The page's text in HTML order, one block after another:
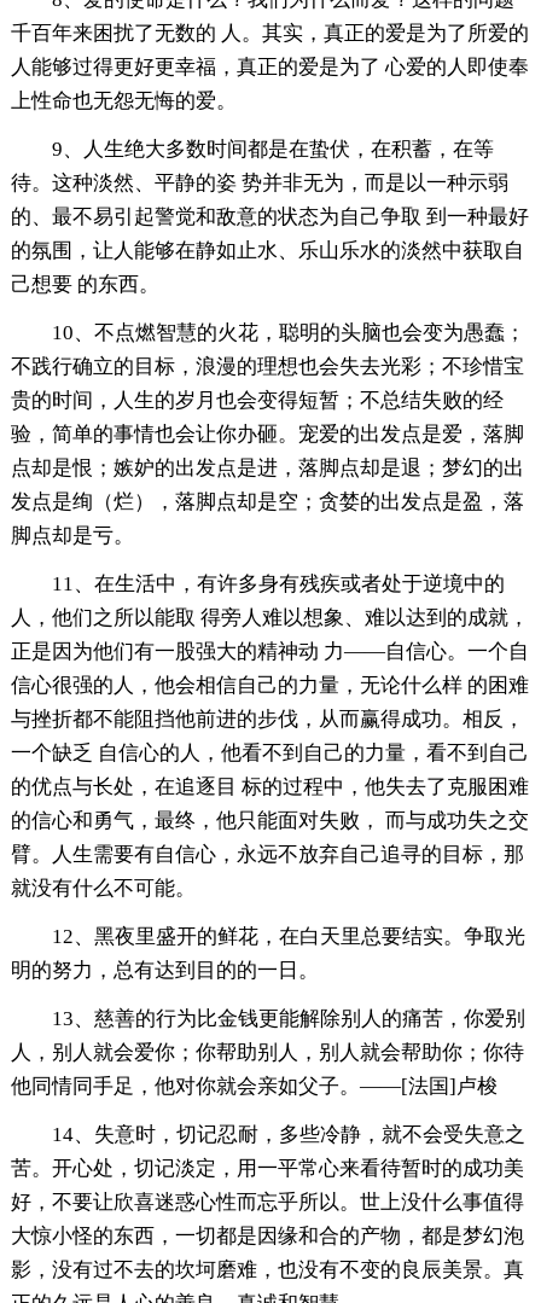
千百年来困扰了无数的 人。其实，真正的爱是为了所爱的
人能够过得更好更幸福，真正的爱是为了 心爱的人即使奉
上性命也无怨无悔的爱。
9、人生绝大多数时间都是在蛰伏，在积蓄，在等
待。这种淡然、平静的姿 势并非无为，而是以一种示弱
的、最不易引起警觉和敌意的状态为自己争取 到一种最好
的氛围，让人能够在静如止水、乐山乐水的淡然中获取自
己想要 的东西。
10、不点燃智慧的火花，聪明的头脑也会变为愚蠢；
不践行确立的目标，浪漫的理想也会失去光彩；不珍惜宝
贵的时间，人生的岁月也会变得短暂；不总结失败的经
验，简单的事情也会让你办砸。宠爱的出发点是爱，落脚
点却是恨；嫉妒的出发点是进，落脚点却是退；梦幻的出
发点是绚（烂），落脚点却是空；贪婪的出发点是盈，落
脚点却是亏。
11、在生活中，有许多身有残疾或者处于逆境中的
人，他们之所以能取 得旁人难以想象、难以达到的成就，
正是因为他们有一股强大的精神动 力——自信心。一个自
信心很强的人，他会相信自己的力量，无论什么样 的困难
与挫折都不能阻挡他前进的步伐，从而赢得成功。相反，
一个缺乏 自信心的人，他看不到自己的力量，看不到自己
的优点与长处，在追逐目 标的过程中，他失去了克服困难
的信心和勇气，最终，他只能面对失败， 而与成功失之交
臂。人生需要有自信心，永远不放弃自己追寻的目标，那
就没有什么不可能。
12、黑夜里盛开的鲜花，在白天里总要结实。争取光
明的努力，总有达到目的的一日。
13、慈善的行为比金钱更能解除别人的痛苦，你爱别
人，别人就会爱你；你帮助别人，别人就会帮助你；你待
他同情同手足，他对你就会亲如父子。——[法国]卢梭
14、失意时，切记忍耐，多些冷静，就不会受失意之
苦。开心处，切记淡定，用一平常心来看待暂时的成功美
好，不要让欣喜迷惑心性而忘乎所以。世上没什么事值得
大惊小怪的东西，一切都是因缘和合的产物，都是梦幻泡
影，没有过不去的坎坷磨难，也没有不变的良辰美景。真